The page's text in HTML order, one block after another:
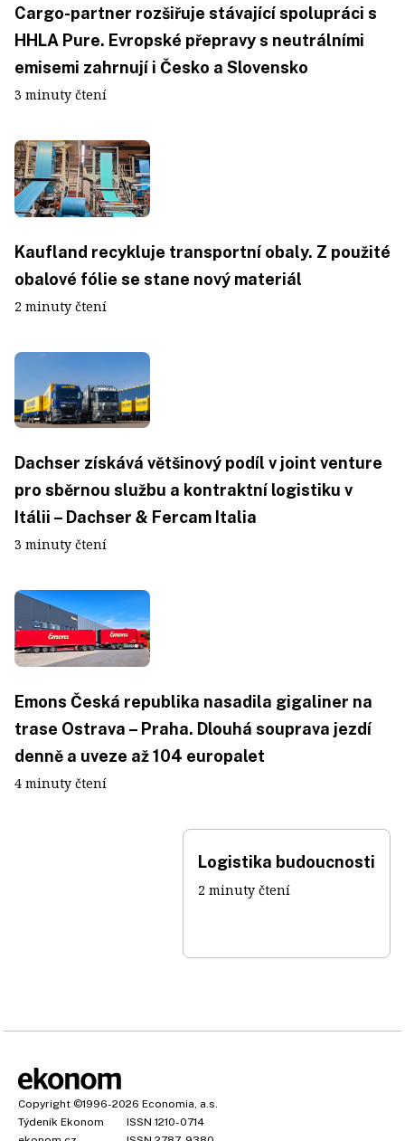
Cargo-partner rozšiřuje stávající spolupráci s
HHLA Pure. Evropské přepravy s neutrálními
emisemi zahrnují i Česko a Slovensko
3 minuty čtení
Kaufland recykluje transportní obaly. Z použité
obalové fólie se stane nový materiál
2 minuty čtení
Dachser získává většinový podíl v joint venture
pro sběrnou službu a kontraktní logistiku v
Itálii – Dachser & Fercam Italia
3 minuty čtení
Emons Česká republika nasadila gigaliner na
trase Ostrava – Praha. Dlouhá souprava jezdí
denně a uveze až 104 europalet
4 minuty čtení
Logistika budoucnosti
2 minuty čtení
Copyright ©1996-2026 Economia, a.s.
Týdeník Ekonom
ISSN 1210-0714